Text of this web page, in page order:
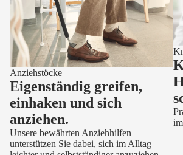
Anziehstöcke
Eigenständig greifen,
einhaken und sich
anziehen.
Unsere bewährten Anziehhilfen
unterstützen Sie dabei, sich im Alltag